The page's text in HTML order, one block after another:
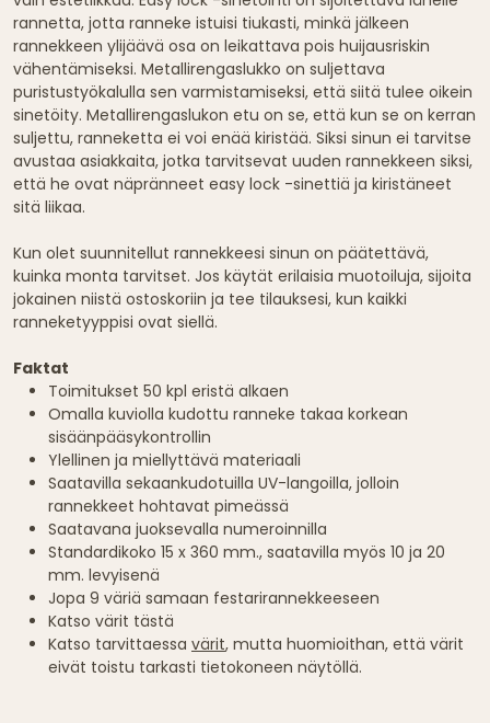
rannetta, jotta ranneke istuisi tiukasti, minkä jälkeen
rannekkeen ylijäävä osa on leikattava pois huijausriskin
vähentämiseksi. Metallirengaslukko on suljettava
puristustyökalulla sen varmistamiseksi, että siitä tulee oikein
sinetöity. Metallirengaslukon etu on se, että kun se on kerran
suljettu, ranneketta ei voi enää kiristää. Siksi sinun ei tarvitse
avustaa asiakkaita, jotka tarvitsevat uuden rannekkeen siksi,
että he ovat näpränneet easy lock -sinettiä ja kiristäneet
sitä liikaa.
Kun olet suunnitellut rannekkeesi sinun on päätettävä,
kuinka monta tarvitset. Jos käytät erilaisia muotoiluja, sijoita
jokainen niistä ostoskoriin ja tee tilauksesi, kun kaikki
ranneketyyppisi ovat siellä.
Faktat
Toimitukset 50 kpl eristä alkaen
Omalla kuviolla kudottu ranneke takaa korkean
sisäänpääsykontrollin
Ylellinen ja miellyttävä materiaali
Saatavilla sekaankudotuilla UV-langoilla, jolloin
rannekkeet hohtavat pimeässä
Saatavana juoksevalla numeroinnilla
Standardikoko 15 x 360 mm., saatavilla myös 10 ja 20
mm. levyisenä
Jopa 9 väriä samaan festarirannekkeeseen
Katso värit tästä
Katso tarvittaessa värit, mutta huomioithan, että värit
eivät toistu tarkasti tietokoneen näytöllä.